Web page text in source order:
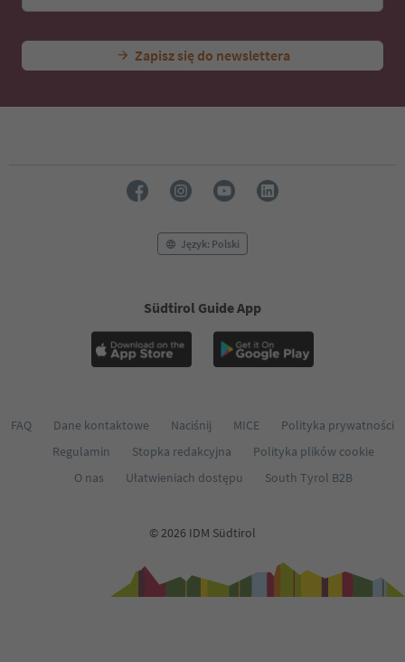
Zapisz się do newslettera
Język: Polski
Südtirol Guide App
FAQ Dane kontaktowe Naciśnij MICE
Polityka prywatności
Regulamin
Stopka redakcyjna
Polityka plików cookie
O nas
Ułatwieniach dostępu South Tyrol B2B
© 2026 IDM Südtirol